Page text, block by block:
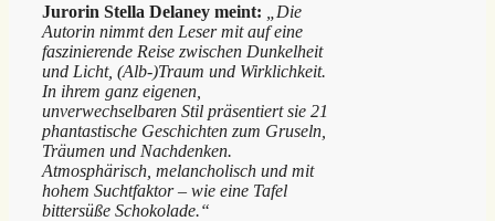
Jurorin Stella Delaney meint:
„Die
Autorin nimmt den Leser mit auf eine
faszinierende Reise zwischen Dunkelheit
und Licht, (Alb-)Traum und Wirklichkeit.
In ihrem ganz eigenen,
unverwechselbaren Stil präsentiert sie 21
phantastische Geschichten zum Gruseln,
Träumen und Nachdenken.
Atmosphärisch, melancholisch und mit
hohem Suchtfaktor – wie eine Tafel
bittersüße Schokolade.“